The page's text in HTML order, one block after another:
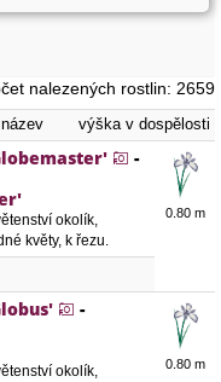
nalezených rostlin: 2659
výška v dospělosti
-
okolík,
květy, k řezu.
0.80 m
-
okolík,
0.80 m